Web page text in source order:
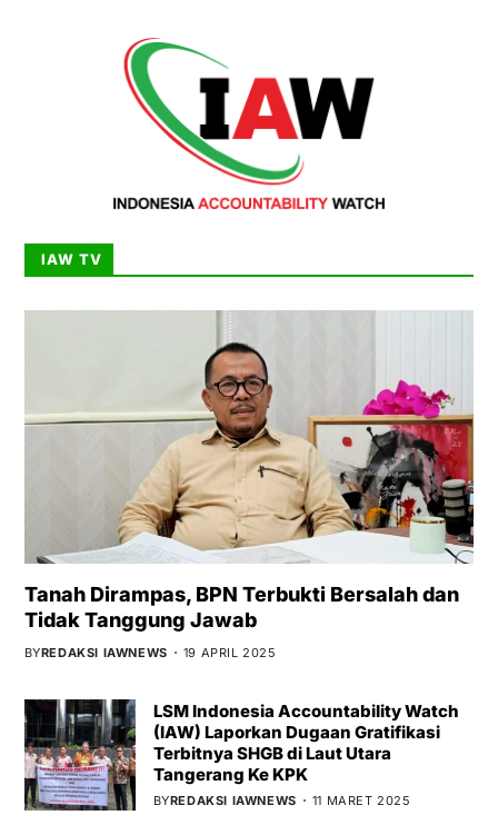
IAW TV
Tanah Dirampas, BPN Terbukti Bersalah dan
Tidak Tanggung Jawab
BYREDAKSI IAWNEWS 19 APRIL 2025
LSM Indonesia Accountability Watch
(IAW) Laporkan Dugaan Gratifikasi
Terbitnya SHGB di Laut Utara
Tangerang Ke KPK
BYREDAKSI IAWNEWS 11 MARET 2025